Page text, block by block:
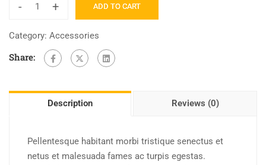
- + ADD TO CART
Category: Accessories
Share:
Description Reviews (0)
Pellentesque habitant morbi tristique senectus et
netus et malesuada fames ac turpis egestas.